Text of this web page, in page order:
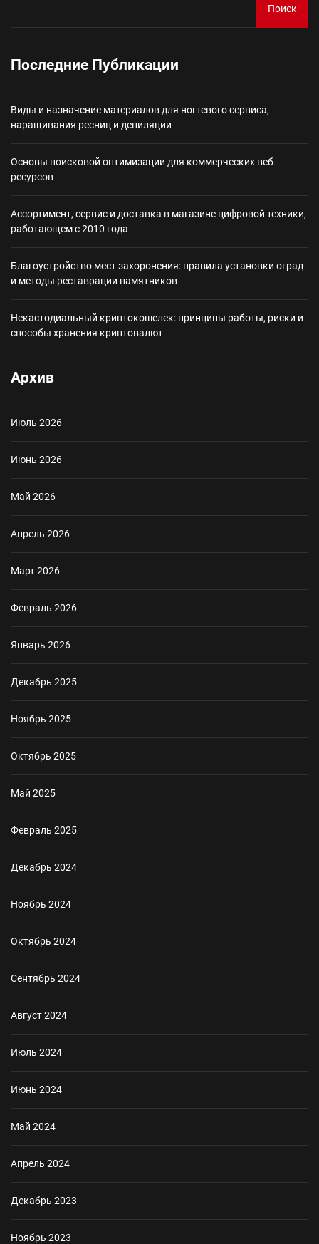
Поиск
Последние Публикации
Виды и назначение материалов для ногтевого сервиса,
наращивания ресниц и депиляции
Основы поисковой оптимизации для коммерческих веб-
ресурсов
Ассортимент, сервис и доставка в магазине цифровой техники,
работающем с 2010 года
Благоустройство мест захоронения: правила установки оград
и методы реставрации памятников
Некастодиальный криптокошелек: принципы работы, риски и
способы хранения криптовалют
Архив
Июль 2026
Июнь 2026
Май 2026
Апрель 2026
Март 2026
Февраль 2026
Январь 2026
Декабрь 2025
Ноябрь 2025
Октябрь 2025
Май 2025
Февраль 2025
Декабрь 2024
Ноябрь 2024
Октябрь 2024
Сентябрь 2024
Август 2024
Июль 2024
Июнь 2024
Май 2024
Апрель 2024
Декабрь 2023
Ноябрь 2023